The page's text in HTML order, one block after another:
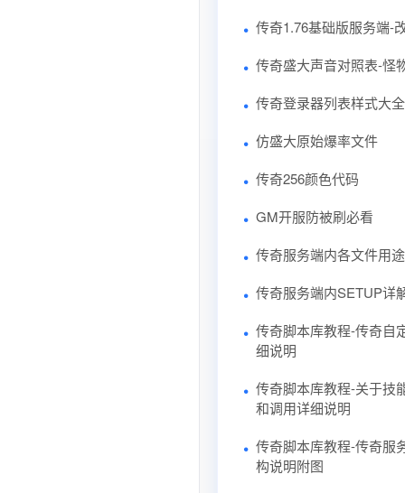
传奇1.76基础版服务端-
传奇盛大声音对照表-怪
传奇登录器列表样式大全
仿盛大原始爆率文件
传奇256颜色代码
GM开服防被刷必看
传奇服务端内各文件用途
传奇服务端内SETUP详
传奇脚本库教程-传奇自
细说明
传奇脚本库教程-关于技
和调用详细说明
传奇脚本库教程-传奇服
构说明附图